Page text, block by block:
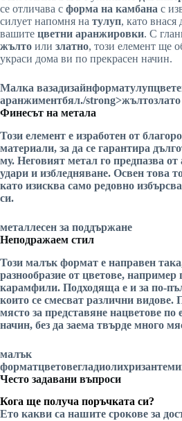
се отличава с форма на камбана с
силует напомня на тулуп, като внася
вашите цветни аранжировки. С
жълто или златно, този елемент ще
украси дома ви по прекрасен начин.
Малка вазадизайнформатулуп
аранжиментбял./strong>жълтозлато
Финесът на метала
Този елемент е изработен от
материали, за да се гарантира
му. Неговият метал го предпазва
удари и избледняване. Освен това
като изисква само редовно
си.
металлесен за поддържане
Неподражаем стил
Този малък формат е направен
разнообразие от цветове, например
карамфили. Подходяща е и за по-
които се смесват различни видове.
място за представяне нацветове по
начин, без да заема твърде много
малък
форматцветовегладиолихризантеми
Често задавани въпроси
Кога ще получа поръчката си?
Ето какви са нашите срокове за